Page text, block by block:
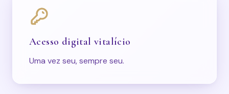
Acesso digital vitalício
Uma vez seu, sempre seu.